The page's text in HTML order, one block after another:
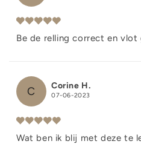
Be de relling correct en vlot
C Corine H.
07-06-2023
Wat ben ik blij met deze te